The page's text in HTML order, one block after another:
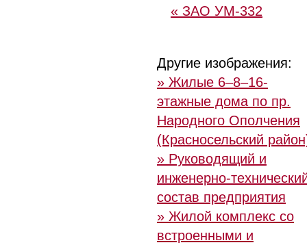
« ЗАО УМ-332
Другие изображения:
» Жилые 6–8–16-
этажные дома по пр.
Народного Ополчения
(Красносельский
» Руководящий и
инженерно-
состав предприятия
» Жилой комплекс со
встроенными и